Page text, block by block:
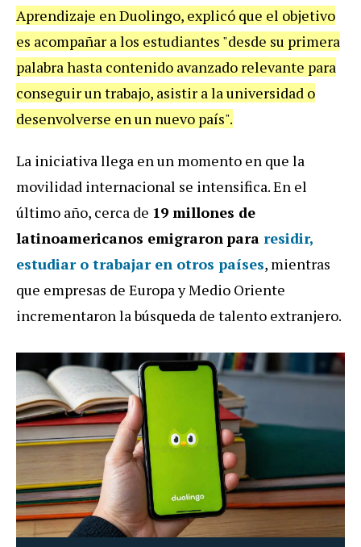
Aprendizaje en Duolingo, explicó que el objetivo
es acompañar a los estudiantes "desde su primera
palabra hasta contenido avanzado relevante para
conseguir un trabajo, asistir a la universidad o
desenvolverse en un nuevo país".
La iniciativa llega en un momento en que la
movilidad internacional se intensifica. En el
último año, cerca de 19 millones de
latinoamericanos emigraronpara residir,
estudiar o trabajar en otros países, mientras
que empresas de Europa y Medio Oriente
incrementaron la búsqueda de talento extranjero.